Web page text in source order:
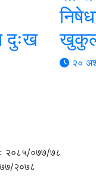
दुःख
२०
२०८५/०७७/७८
२०७८